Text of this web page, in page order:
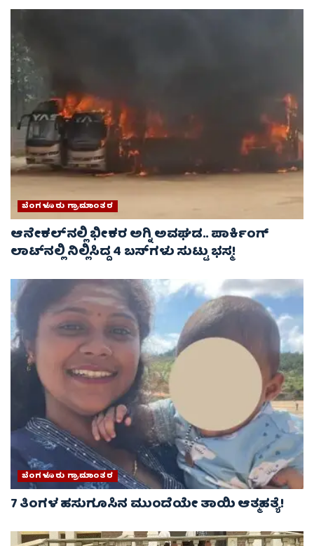
ಬೆಂಗಳೂರು ಗ್ರಾಮಾಂತರ
ಆನೇಕಲ್‌ನಲ್ಲಿ ಭೀಕರ ಅಗ್ನಿ ಅವಘಡ.. ಪಾರ್ಕಿಂಗ್
ಲಾಟ್‌ನಲ್ಲಿ ನಿಲ್ಲಿಸಿದ್ದ 4 ಬಸ್‌ಗಳು ಸುಟ್ಟು ಭಸ್ಮ!
ಬೆಂಗಳೂರು ಗ್ರಾಮಾಂತರ
7 ತಿಂಗಳ ಹಸುಗೂಸಿನ ಮುಂದೆಯೇ ತಾಯಿ ಆತ್ಮಹತ್ಯೆ!